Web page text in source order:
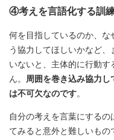
④考えを言語化する訓
何を目指しているのか、
う協力してほしいかなど
いないと、主体的に行動
ん。 周囲を巻き込み協力し
は不可欠なのです。
自分の考えを言葉にする
てみると意外と難しいも